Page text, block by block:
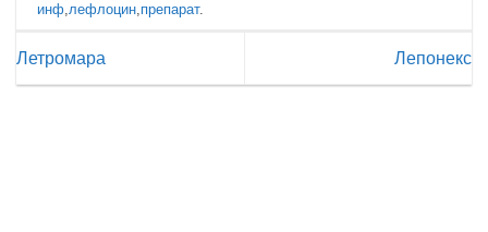
инф,лефлоцин,препарат.
Летромара Лепонекс